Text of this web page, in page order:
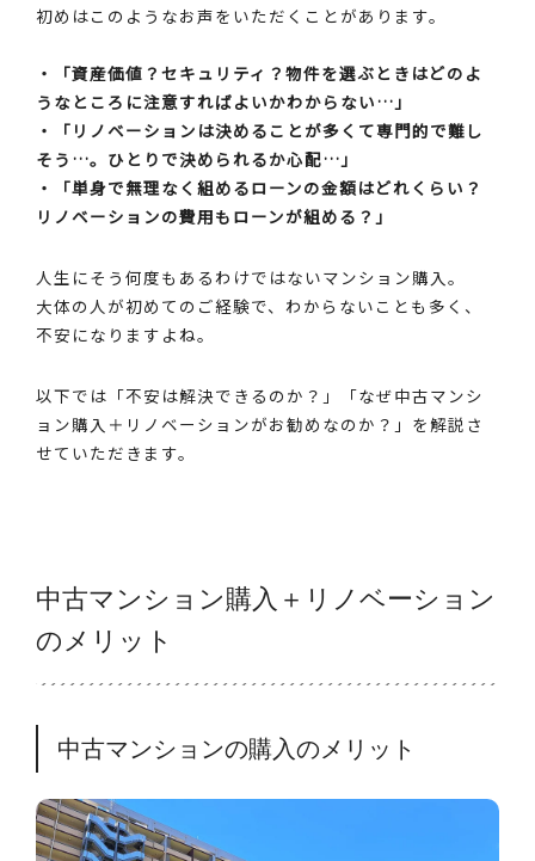
初めはこのようなお声をいただくことがあります。
・「資産価値？セキュリティ？物件を選ぶときはどのよ
うなところに注意すればよいかわからない…」
・「リノベーションは決めることが多くて専門的で難し
そう…。ひとりで決められるか心配…」
・「単身で無理なく組めるローンの金額はどれくらい？
リノベーションの費用もローンが組める？」
人生にそう何度もあるわけではないマンション購入。
大体の人が初めてのご経験で、わからないことも多く、
不安になりますよね。
以下では「不安は解決できるのか？」「なぜ中古マンシ
ョン購入＋リノベーションがお勧めなのか？」を解説さ
せていただきます。
中古マンション購入＋リノベーション
のメリット
中古マンションの購入のメリット